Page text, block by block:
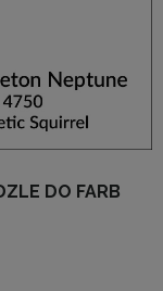
DO FARB